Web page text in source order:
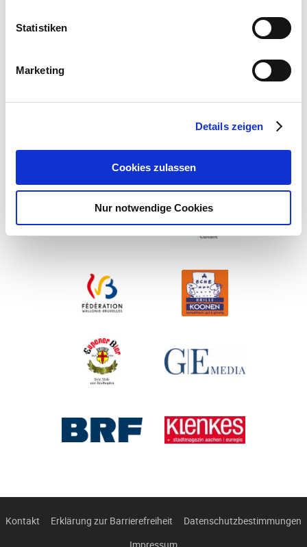
Statistiken
Marketing
Details zeigen
Cookies zulassen
Nur notwendige Cookies
Kontakt Erklärung zur Barrierefreiheit
Datenschutzbestimmungen